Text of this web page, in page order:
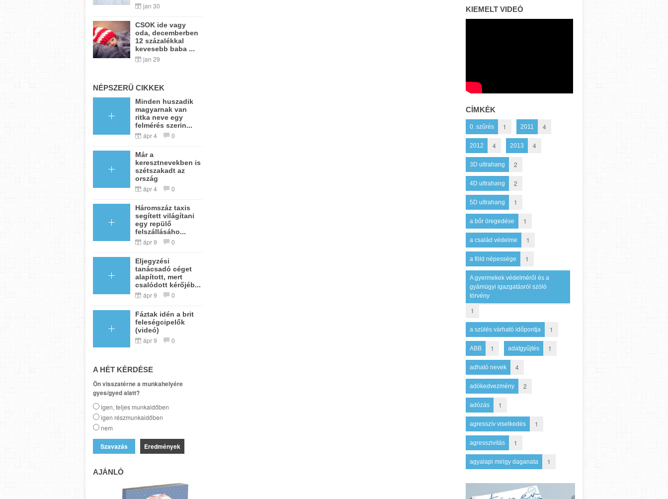
jan 30
CSOK ide vagy
oda, decemberben
12 százalékkal
kevesebb baba ...
jan 29
NÉPSZERŰ CIKKEK
Minden huszadik
magyarnak van
ritka neve egy
felmérés szerin...
ápr 4 0
Már a
keresztnevekben is
szétszakadt az
ország
ápr 4 0
Háromszáz taxis
segített világítani
egy repülő
felszállásáho...
ápr 9 0
Eljegyzési
tanácsadó céget
alapított, mert
csalódott kérőjéb...
ápr 9 0
Fáztak idén a brit
feleségcipelők
(videó)
ápr 9 0
A HÉT KÉRDÉSE
Ön visszatérne a munkahelyére
gyes/gyed alatt?
igen, teljes munkaidőben
igen részmunkaidőben
nem
Eredmények
AJÁNLÓ
KIEMELT VIDEÓ
CÍMKÉK
0. szűrés 1 2011 4
2012 4 2013 4
3D ultrahang 2
4D ultrahang 2
5D ultrahang 1
a bőr öregedése 1
a család védelme 1
a föld népessége 1
A gyermekek védelméről és a
gyámügyi igazgatásról szóló
törvény
1
a szülés várható időpontja 1
ABB 1 adatgyűjtés 1
adható nevek 4
adókedvezmény 2
adózás 1
agresszív viselkedés 1
agresszivitás 1
agyalapi mirigy daganata 1